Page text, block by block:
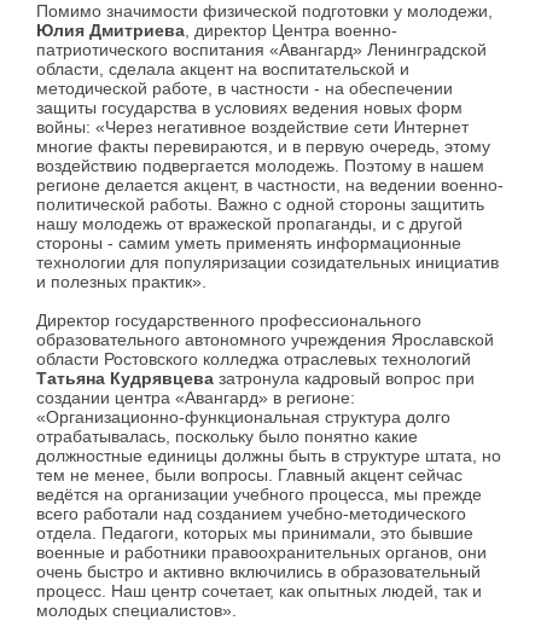
Помимо значимости физической подготовки у молодежи,
Юлия Дмитриева, директор Центра военно-
патриотического воспитания «Авангард» Ленинградской
области, сделала акцент на воспитательской и
методической работе, в частности - на обеспечении
защиты государства в условиях ведения новых форм
войны: «Через негативное воздействие сети Интернет
многие факты перевираются, и в первую очередь, этому
воздействию подвергается молодежь. Поэтому в нашем
регионе делается акцент, в частности, на ведении военно-
политической работы. Важно с одной стороны защитить
нашу молодежь от вражеской пропаганды, и с другой
стороны - самим уметь применять информационные
технологии для популяризации созидательных инициатив
и полезных практик».
Директор государственного профессионального
образовательного автономного учреждения Ярославской
области Ростовского колледжа отраслевых технологий
Татьяна Кудрявцева затронула кадровый вопрос при
создании центра «Авангард» в регионе:
«Организационно-функциональная структура долго
отрабатывалась, поскольку было понятно какие
должностные единицы должны быть в структуре штата, но
тем не менее, были вопросы. Главный акцент сейчас
ведётся на организации учебного процесса, мы прежде
всего работали над созданием учебно-методического
отдела. Педагоги, которых мы принимали, это бывшие
военные и работники правоохранительных органов, они
очень быстро и активно включились в образовательный
процесс. Наш центр сочетает, как опытных людей, так и
молодых специалистов».